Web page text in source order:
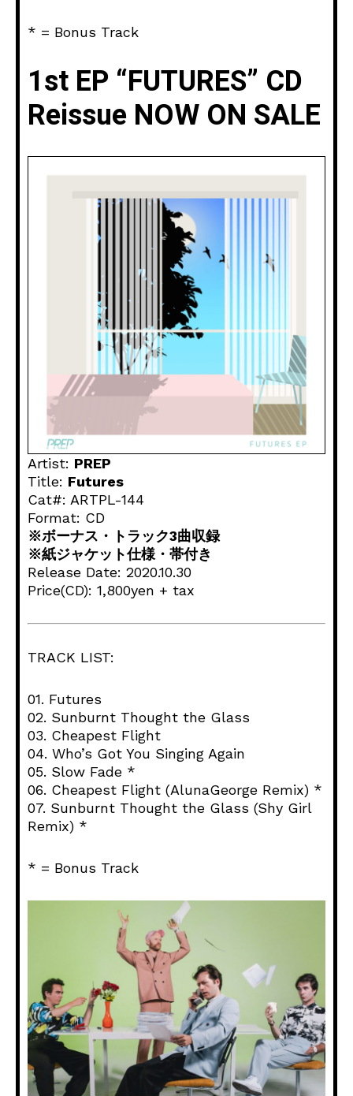
* = Bonus Track
1st EP “FUTURES” CD
Reissue NOW ON SALE
Artist: PREP
Title: Futures
Cat#: ARTPL-144
Format: CD
※ボーナス・トラック3曲収録
※紙ジャケット仕様・帯付き
Release Date: 2020.10.30
Price(CD): 1,800yen + tax
TRACK LIST:
01. Futures
02. Sunburnt Thought the Glass
03. Cheapest Flight
04. Who’s Got You Singing Again
05. Slow Fade *
06. Cheapest Flight (AlunaGeorge Remix) *
07. Sunburnt Thought the Glass (Shy Girl
Remix) *
* = Bonus Track